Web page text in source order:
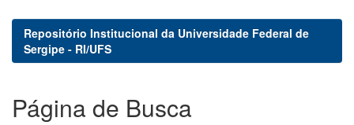
Repositório Institucional da Universidade Federal de
Sergipe - RI/UFS
Página de Busca